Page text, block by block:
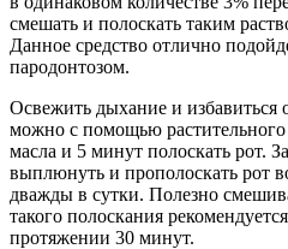
смешать и полоскать таким
Данное средство отлично
пародонтозом.
Освежить дыхание и избавиться
можно с помощью растительного
масла и 5 минут полоскать рот.
выплюнуть и прополоскать рот
дважды в сутки. Полезно
такого полоскания
протяжении 30 минут.